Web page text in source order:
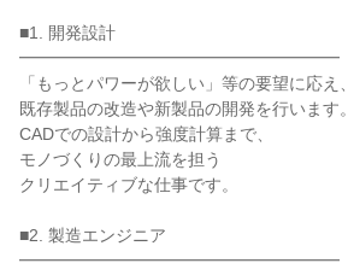
■1. 開発設計
━━━━━━━━━━━━━━━━━━━
「もっとパワーが欲しい」等の要望に応え、
既存製品の改造や新製品の開発を行います。
CADでの設計から強度計算まで、
モノづくりの最上流を担う
クリエイティブな仕事です。
■2. 製造エンジニア
━━━━━━━━━━━━━━━━━━━